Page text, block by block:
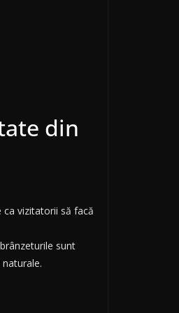
din
ca vizitatorii să facă
sunt